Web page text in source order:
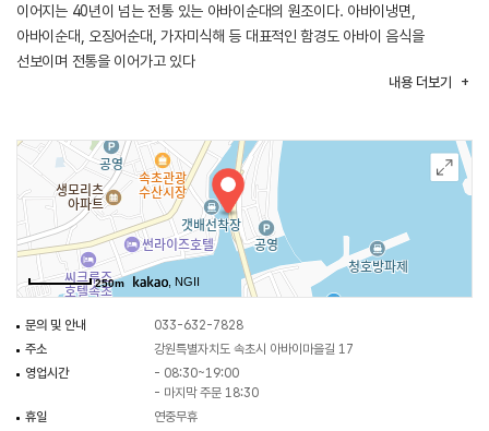
이어지는 40년이 넘는 전통 있는 아바이순대의 원조이다. 아바이냉면,
아바이순대, 오징어순대, 가자미식해 등 대표적인 함경도 아바이 음식을
선보이며 전통을 이어가고 있다
순대의 크기가 다른 집보다 크고 오징어순대는 순대 앞뒤로 계란을 묻혀 나오는
소개되었을 정도로 아바이순대 맛집으로 소문나있다. 지금도 식당 안팎에는
대통령을 비롯한 유명인들이 함께 한 사진들이 전시되어 있다.
모둠순대와 명태회냉면이 인기 메뉴이다. 모둠순대에는 아바이순대,
오징어순대, 명태회무침이 함께 나온다.
내용 더보기
250m , NGII
문의 및 안내
033-632-7828
주소
강원특별자치도 속초시 아바이마을길 17
영업시간
- 08:30~19:00
- 마지막 주문 18:30
휴일
연중무휴